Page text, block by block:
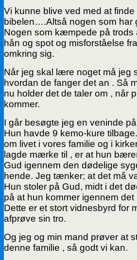
Vi kunne blive ved med at finde
bibelen….Altså nogen som har
Nogen som kæmpede på
hån og spot og misforståelse
omkring sig.
Når jeg skal lære noget må jeg
hvordan de fanger det an . Så
nu holder det de taler om , når
kommer.
I går besøgte jeg en veninde
Hun havde 9 kemo-kure
om livet i vores familie og i
lagde mærke til , er at hun
Gud igennem den dødelige
hende. Jeg tænker; at det må
Hun stoler på Gud, midt i det
på at hun kommer igennem
Dette er et stort vidnesbyrd for
afprøve sin tro.
Og jeg og min mand prøver at
denne familie , så godt vi kan.